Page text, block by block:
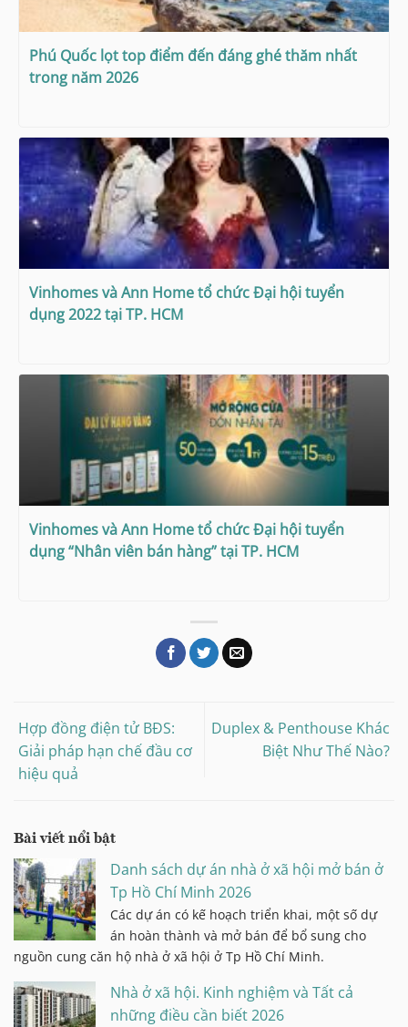
Phú Quốc lọt top điểm đến đáng ghé thăm nhất
trong năm 2026
Vinhomes và Ann Home tổ chức Đại hội tuyển
dụng 2022 tại TP. HCM
Vinhomes và Ann Home tổ chức Đại hội tuyển
dụng “Nhân viên bán hàng” tại TP. HCM
Hợp đồng điện tử BĐS:
Giải pháp hạn chế đầu cơ
hiệu quả
Duplex & Penthouse Khác
Biệt Như Thế Nào?
Bài viết nổi bật
Danh sách dự án nhà ở xã hội mở bán ở
Tp Hồ Chí Minh 2026
Các dự án có kế hoạch triển khai, một số dự
án hoàn thành và mở bán để bổ sung cho
nguồn cung căn hộ nhà ở xã hội ở Tp Hồ Chí Minh.
Nhà ở xã hội. Kinh nghiệm và Tất cả
những điều cần biết 2026